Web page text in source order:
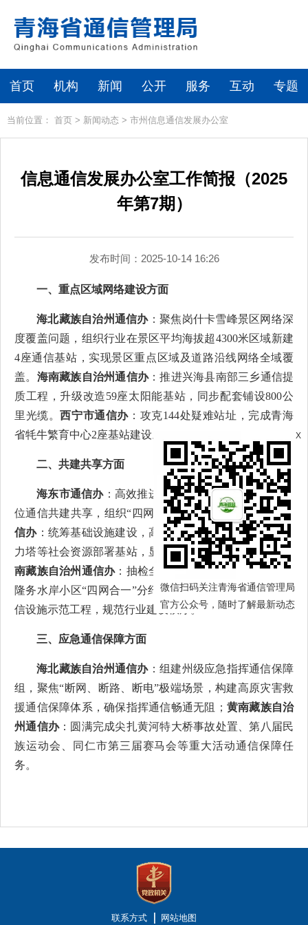
首页 机构 新闻 公开 服务 互动 专题
当前位置： 首页 > 新闻动态 > 市州信息通信发展办公室
信息通信发展办公室工作简报（2025
年第7期）
发布时间：2025-10-14 16:26
一、重点区域网络建设方面
海北藏族自治州通信办：聚焦岗什卡雪峰景区网络深
度覆盖问题，组织行业在景区平均海拔超4300米区域新建
4座通信基站，实现景区重点区域及道路沿线网络全域覆
盖。 海南藏族自治州通信办：推进兴海县南部三乡通信提
质工程，升级改造59座太阳能基站，同步配套铺设800公
里光缆。西宁市通信办 ：攻克144处疑难站址，完成青海
省牦牛繁育中心2座基站建设。
二、共建共享方面
海东市通信办：高效推进民和县自然灾害搬迁安置点
位通信共建共享，组织“四网合一”项目验收。
格尔木市通
信办：统筹基础设施建设，高效利用路灯杆、监控杆、电
力塔等社会资源部署基站，显著提升存量资源利用率。黄
南藏族自治州通信办：抽检全州通信基础设施，以同仁市
隆务水岸小区“四网合一”分纤箱为标杆，打造新建楼宇通
信设施示范工程，规范行业建设秩序。
三、应急通信保障方面
海北藏族自治州通信办：组建州级应急指挥通信保障
组，聚焦“断网、断路、断电”极端场景，构建高原灾害救
援通信保障体系，确保指挥通信畅通无阻； 黄南藏族自治
州通信办：圆满完成尖扎黄河特大桥事故处置、第八届民
族运动会、同仁市第三届赛马会等重大活动通信保障任
务。
X
微信扫码关注青海省通信管理局
官方公众号，随时了解最新动态
联系方式 网站地图